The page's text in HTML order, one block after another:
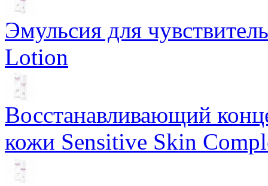
Эмульсия для
Lotion
Восстанавливающий
кожи Sensitive Skin